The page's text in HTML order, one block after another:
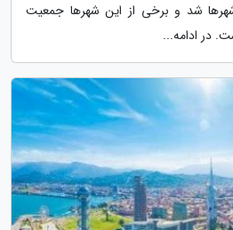
شد و برخی از این شهرها جمعیت
در ادامه...